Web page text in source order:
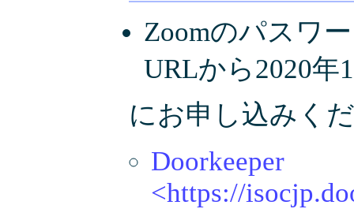
Zoomのパスワ
URLから2020年
にお申し込みく
Doorkeeper
<https://